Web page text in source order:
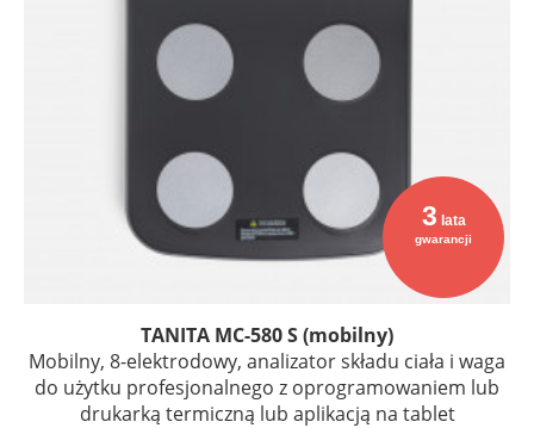
3 lata
gwarancji
TANITA MC-580 S (mobilny)
Mobilny, 8-elektrodowy, analizator składu ciała i waga
do użytku profesjonalnego z oprogramowaniem lub
drukarką termiczną lub aplikacją na tablet